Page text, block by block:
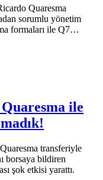
Quaresma
sorumlu yönetim
formaları ile Q7…
ile
transferiyle
borsaya bildiren
şok etkisi yarattı.